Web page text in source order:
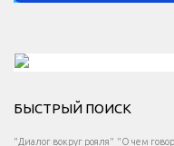
Есть вопрос?
БЫСТРЫЙ ПОИСК
"Диалог вокруг рояля" "О чем